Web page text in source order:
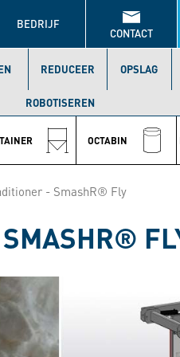
BEDRIJF
CONTACT
REDUCEER OPSLAG
ROBOTISEREN
OCTABIN
- SmashR® Fly